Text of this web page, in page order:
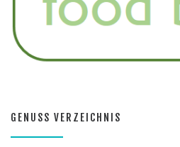
GENUSS VERZEICHNIS